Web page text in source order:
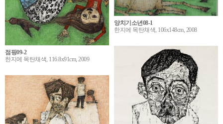
양치기소년08-1
한지에 목탄채색, 106x148cm, 2008
점핑09-2
한지에 목탄채색, 116.8x91cm, 2009